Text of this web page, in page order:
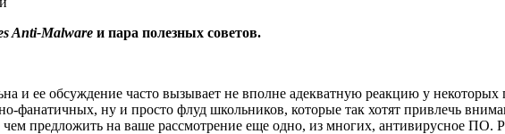
Anti-Malware и пара полезных советов.
и ее обсуждение часто вызывает не вполне адекватную реакцию у
фанатичных, ну и просто флуд школьников, которые так хотят привлечь
предложить на ваше рассмотрение еще одно, из многих, антивирусное ПО.